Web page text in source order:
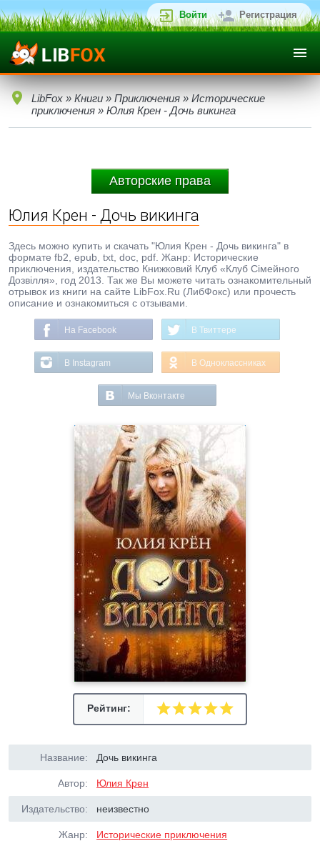
Войти Регистрация
LibFox » Книги » Приключения » Исторические
приключения » Юлия Крен - Дочь викинга
Авторские права
Юлия Крен - Дочь викинга
Здесь можно купить и скачать "Юлия Крен - Дочь викинга" в
формате fb2, epub, txt, doc, pdf. Жанр: Исторические
приключения, издательство Книжковий Клуб «Клуб Сімейного
Дозвілля», год 2013. Так же Вы можете читать ознакомительный
отрывок из книги на сайте LibFox.Ru (ЛибФокс) или прочесть
описание и ознакомиться с отзывами.
На Facebook В Твиттере
В Instagram В Одноклассниках
Мы Вконтакте
Рейтинг:
Название: Дочь викинга
Автор: Юлия Крен
Издательство: неизвестно
Жанр: Исторические приключения